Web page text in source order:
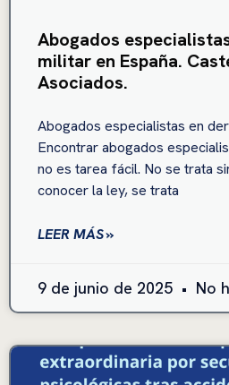
Abogados
militar en España.
Asociados.
Abogados especialistas en
Encontrar abogados
no es tarea fácil. No se trata
conocer la ley, se trata
LEER MÁS »
9 de junio de 2025 No